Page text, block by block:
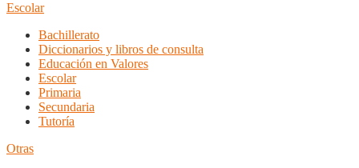
Escolar
Bachillerato
Diccionarios y libros de consulta
Educación en Valores
Escolar
Primaria
Secundaria
Tutoría
Otras